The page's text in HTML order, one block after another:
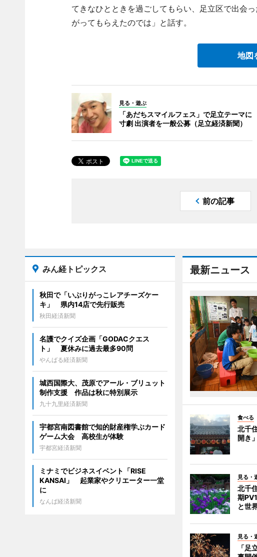
てきなひとときを過ごしてもらい、足立区で出会
がってもらえたのでは」と話す。
地図
見る・遊ぶ
「あだちスマイルフェス」で足立テーマに
寸劇 出演者を一般公募（足立経済新聞）
前の記事
最新ニュース
食べる
北千
開き
見る・
北千
期
と世
見る・
「足
みん経トピックス
秋田で「いぶりがっこレアチーズケー
キ」 県内14店で先行販売
秋田経済新聞
名護でクイズ企画「GODACクエス
ト」 夏休みに過去最多90問
やんばる経済新聞
城西国際大、茂原でアール・ブリュット
制作支援 作品は秋に特別展示
九十九里経済新聞
宇都宮南図書館で知的財産権学ぶカード
ゲーム大会 高校生が体験
宇都宮経済新聞
ミナミでビジネスイベント「RISE
KANSAI」 起業家やクリエーター一堂
に
なんば経済新聞